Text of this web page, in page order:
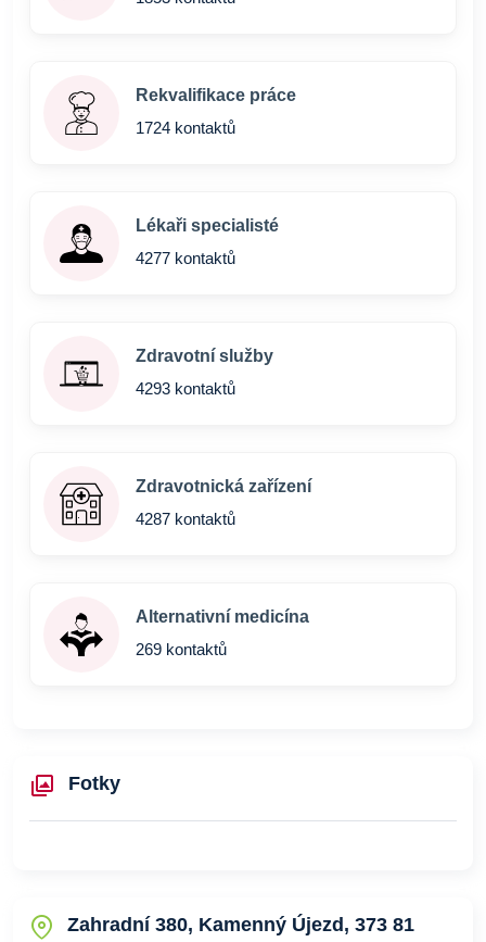
Rekvalifikace práce
1724 kontaktů
Lékaři specialisté
4277 kontaktů
Zdravotní služby
4293 kontaktů
Zdravotnická zařízení
4287 kontaktů
Alternativní medicína
269 kontaktů
Fotky
Zahradní 380, Kamenný Újezd, 373 81